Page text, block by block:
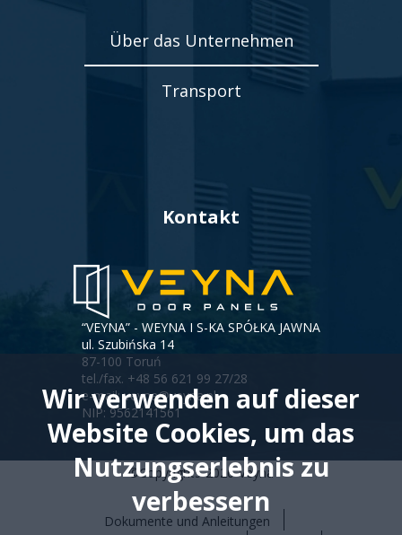
Über das Unternehmen
Transport
Kontakt
“VEYNA” - WEYNA I S-KA SPÓŁKA JAWNA
ul. Szubińska 14
87-100 Toruń
tel./fax. +48 56 621 99 27/28
e-mail:veyna@veyna.pl
NIP: 9562141561
©Copyrights 2026 Veyna
Dokumente und Anleitungen
Wir verwenden auf dieser
Website Cookies, um das
Nutzungserlebnis zu
verbessern